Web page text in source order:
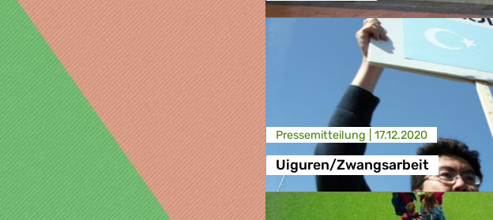
Presse­mitteilung | 17.12.2020
Uiguren/Zwangsarbeit